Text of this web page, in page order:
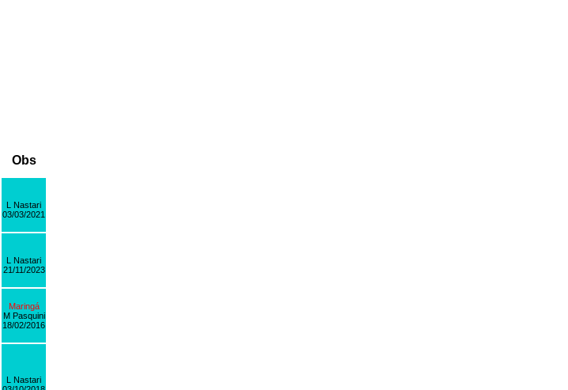
Obs
L Nastari
03/03/2021
L Nastari
21/11/2023
Maringá
M Pasquini
18/02/2016
L Nastari